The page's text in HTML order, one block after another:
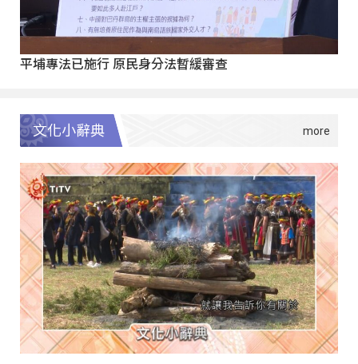
平埔專法已施行 原民身分法暫緩審查
文化小辭典